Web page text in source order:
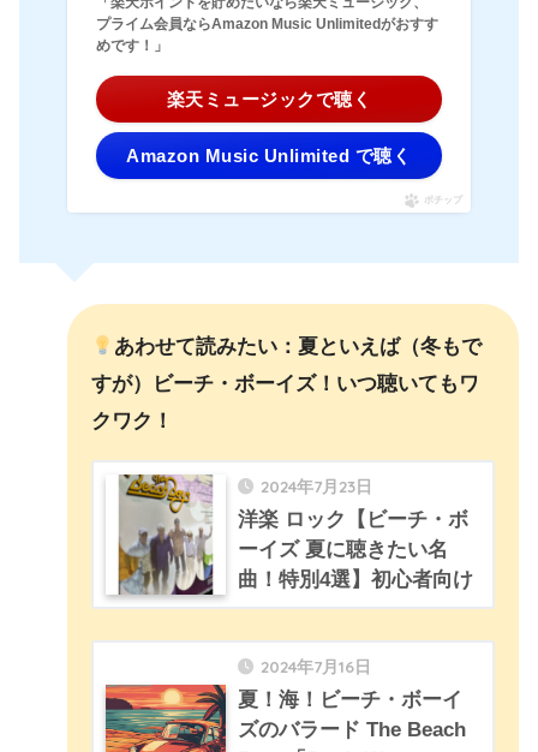
プライム会員ならAmazon Music Unlimitedがおすす
めです！」
楽天ミュージックで聴く
Amazon Music Unlimited で聴く
ポチップ
あわせて読みたい：夏といえば（冬もで
すが）ビーチ・ボーイズ！いつ聴いてもワ
クワク！
2024年7月23日
洋楽 ロック【ビーチ・ボ
ーイズ 夏に聴きたい名
曲！特別4選】初心者向け
2024年7月16日
夏！海！ビーチ・ボーイ
ズのバラード The Beach